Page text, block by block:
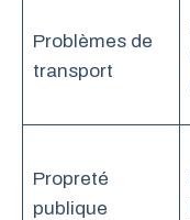
Problèmes de
transport
Propreté
publique